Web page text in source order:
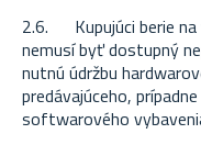
2.6. Kupujúci berie na
nemusí byť dostupný
nutnú údržbu
predávajúceho,
softwarového